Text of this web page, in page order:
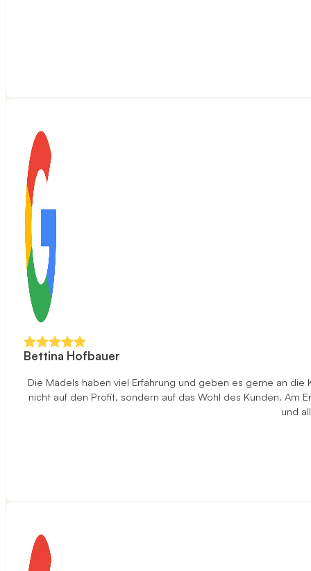
Bettina Hofbauer
Die Mädels haben viel Erfahrung und geben es gerne an
nicht auf den Profit, sondern auf das Wohl des Kunden. Am
und